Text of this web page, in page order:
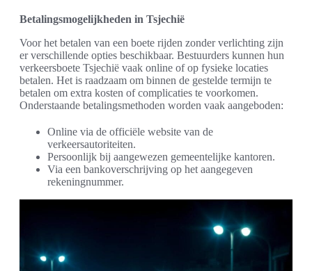
Betalingsmogelijkheden in Tsjechië
Voor het betalen van een boete rijden zonder verlichting zijn
er verschillende opties beschikbaar. Bestuurders kunnen hun
verkeersboete Tsjechië vaak online of op fysieke locaties
betalen. Het is raadzaam om binnen de gestelde termijn te
betalen om extra kosten of complicaties te voorkomen.
Onderstaande betalingsmethoden worden vaak aangeboden:
Online via de officiële website van de
verkeersautoriteiten.
Persoonlijk bij aangewezen gemeentelijke kantoren.
Via een bankoverschrijving op het aangegeven
rekeningnummer.